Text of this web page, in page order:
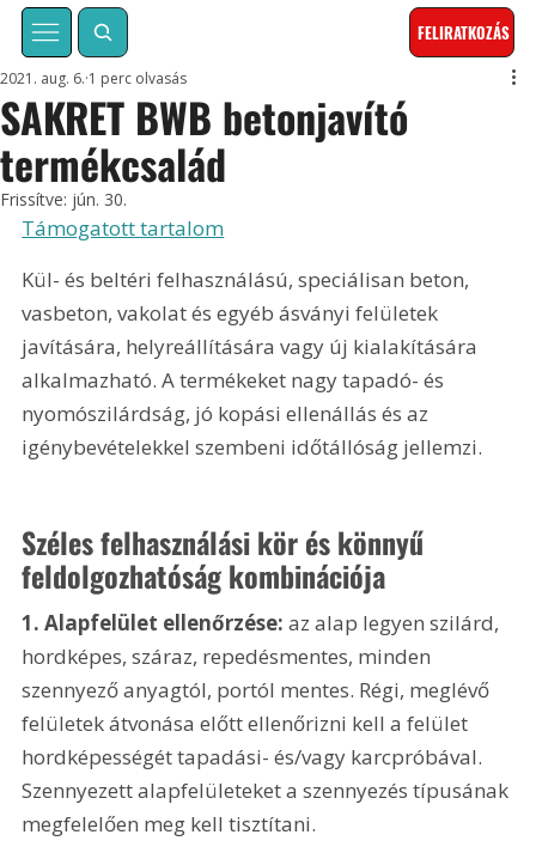
FELIRATKOZÁS
SAKRET BWB betonjavító
termékcsalád
2021. aug. 6. 1 perc olvasás
Frissítve: jún. 30.
Támogatott tartalom
Kül- és beltéri felhasználású, speciálisan beton,
vasbeton, vakolat és egyéb ásványi felületek
javítására, helyreállítására vagy új kialakítására
alkalmazható. A termékeket nagy tapadó- és
nyomószilárdság, jó kopási ellenállás és az
igénybevételekkel szembeni időtállóság jellemzi.
Széles felhasználási kör és könnyű
feldolgozhatóság kombinációja
1. Alapfelület ellenőrzése: az alap legyen szilárd,
hordképes, száraz, repedésmentes, minden
szennyező anyagtól, portól mentes. Régi, meglévő
felületek átvonása előtt ellenőrizni kell a felület
hordképességét tapadási- és/vagy karcpróbával.
Szennyezett alapfelületeket a szennyezés típusának
megfelelően meg kell tisztítani.